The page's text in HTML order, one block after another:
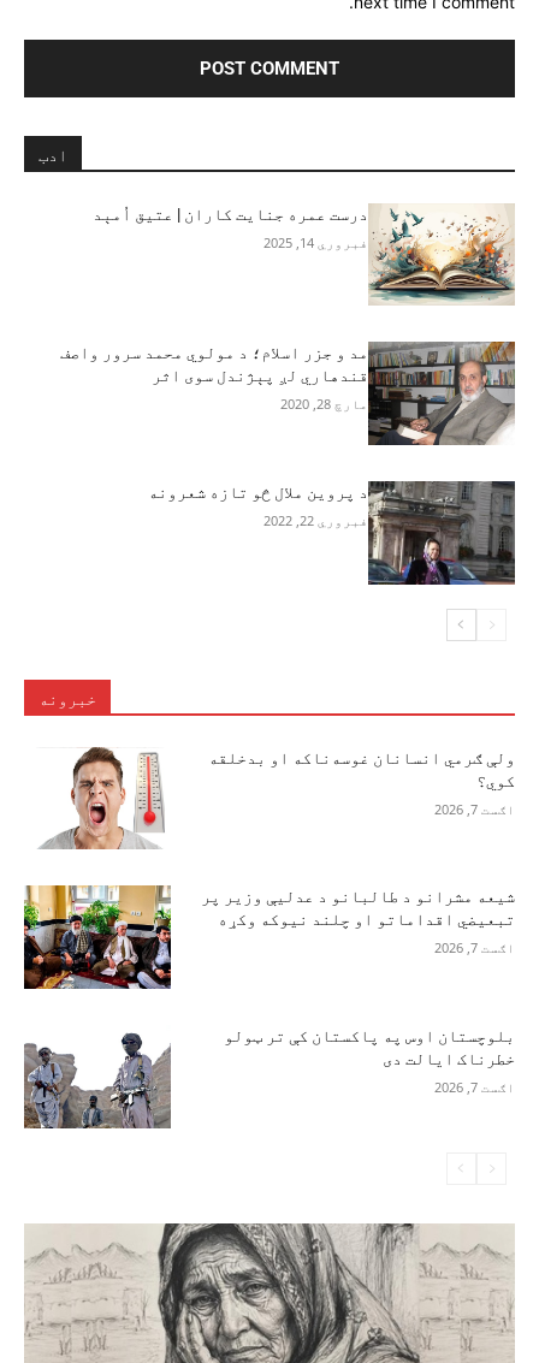
ادب
درست عمره جنایت کاران | عتیق اُمېد
فبروري 14, 2025
مد و جزر اسلام؛ د مولوي محمد سرور واصف
قندهاري لږ پېژندل سوی اثر
مارچ 28, 2020
د پروین ملال څو تازه شعرونه
فبروري 22, 2022
خبرونه
ولې ګرمي انسانان غوسه‌ناکه او بدخلقه
کوي؟
اګست 7, 2026
شیعه مشرانو د طالبانو د عدلیې وزیر پر
تبعیضي اقداماتو او چلند نیوکه وکړه
اګست 7, 2026
بلوچستان اوس په پاکستان کې تر ټولو
خطرناک ایالت دی
اګست 7, 2026